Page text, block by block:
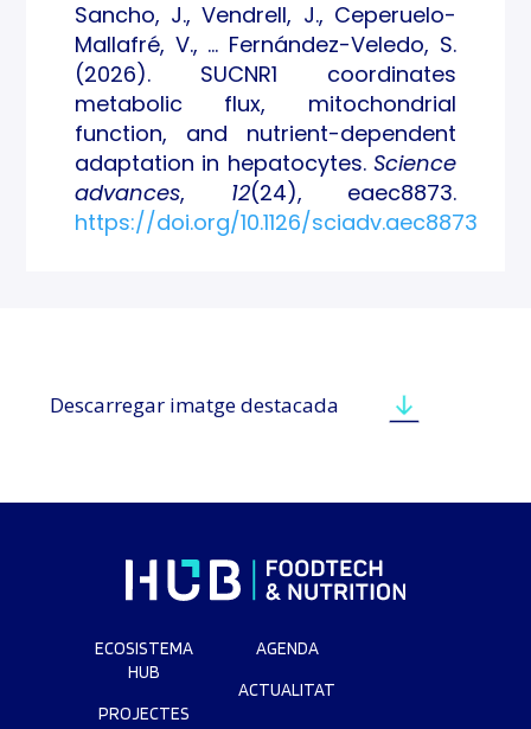
Sancho, J., Vendrell, J., Ceperuelo-
Mallafré, V., … Fernández-Veledo, S.
(2026). SUCNR1 coordinates
metabolic flux, mitochondrial
function, and nutrient-dependent
adaptation in hepatocytes. Science
advances, 12(24), eaec8873.
https://doi.org/10.1126/sciadv.aec8873
Descarregar imatge destacada
ECOSISTEMA
HUB
PROJECTES
AGENDA
ACTUALITAT